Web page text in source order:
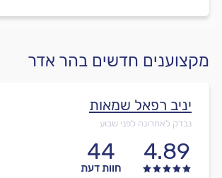
מקצוענים חדשים בהר אדר
יניב רפאל שמאות
נבדק לאחרונה לפני שבוע
4.89
44
חוות דעת